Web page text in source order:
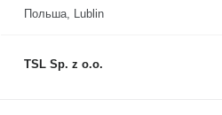
Польша, Lublin
TSL Sp. z o.o.